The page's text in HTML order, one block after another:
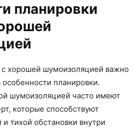
планировки
хорошей шумоизоляцией важно
планировки.
шумоизоляцией часто имеют
которые способствуют
тихой обстановки внутри